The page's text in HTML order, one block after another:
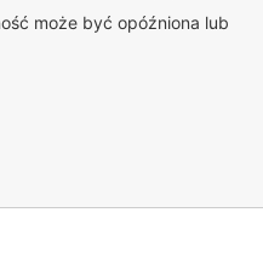
może być opóźniona lub